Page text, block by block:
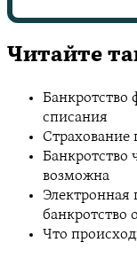
Читайте
Банкротство
списания
Страхование
Банкротство
возможна
Электронная
банкротство
Что